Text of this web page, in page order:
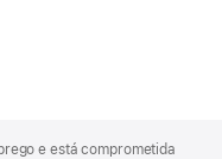
e está comprometida